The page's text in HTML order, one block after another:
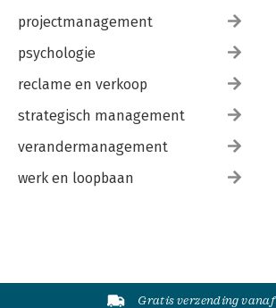
projectmanagement
psychologie
reclame en verkoop
strategisch management
verandermanagement
werk en loopbaan
Gratis verzending